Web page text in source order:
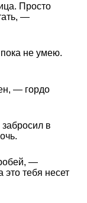
Просто
—
не умею.
— гордо
в
—
тебя несет